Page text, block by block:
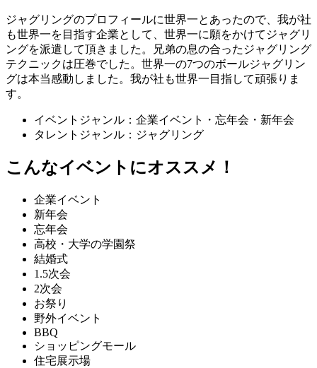
ジャグリングのプロフィールに世界一とあったので、我が社
も世界一を目指す企業として、世界一に願をかけてジャグリ
ングを派遣して頂きました。兄弟の息の合ったジャグリング
テクニックは圧巻でした。世界一の7つのボールジャグリン
グは本当感動しました。我が社も世界一目指して頑張りま
す。
イベントジャンル：企業イベント・忘年会・新年会
タレントジャンル：ジャグリング
こんなイベントにオススメ！
企業イベント
新年会
忘年会
高校・大学の学園祭
結婚式
1.5次会
2次会
お祭り
野外イベント
BBQ
ショッピングモール
住宅展示場